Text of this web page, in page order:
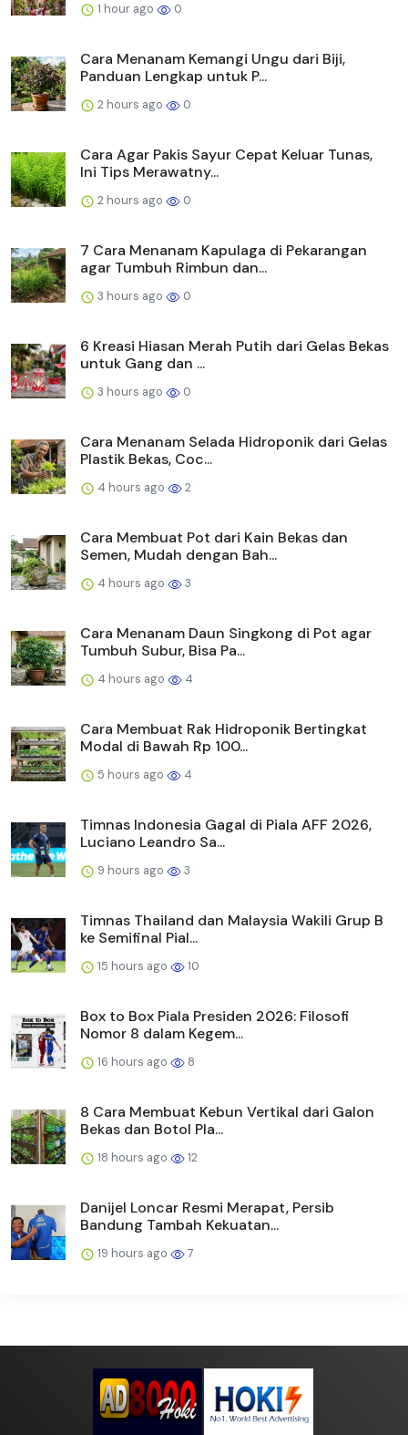
1 hour ago 0
Cara Menanam Kemangi Ungu dari Biji,
Panduan Lengkap untuk P...
2 hours ago 0
Cara Agar Pakis Sayur Cepat Keluar Tunas,
Ini Tips Merawatny...
2 hours ago 0
7 Cara Menanam Kapulaga di Pekarangan
agar Tumbuh Rimbun dan...
3 hours ago 0
6 Kreasi Hiasan Merah Putih dari Gelas Bekas
untuk Gang dan ...
3 hours ago 0
Cara Menanam Selada Hidroponik dari Gelas
Plastik Bekas, Coc...
4 hours ago 2
Cara Membuat Pot dari Kain Bekas dan
Semen, Mudah dengan Bah...
4 hours ago 3
Cara Menanam Daun Singkong di Pot agar
Tumbuh Subur, Bisa Pa...
4 hours ago 4
Cara Membuat Rak Hidroponik Bertingkat
Modal di Bawah Rp 100...
5 hours ago 4
Timnas Indonesia Gagal di Piala AFF 2026,
Luciano Leandro Sa...
9 hours ago 3
Timnas Thailand dan Malaysia Wakili Grup B
ke Semifinal Pial...
15 hours ago 10
Box to Box Piala Presiden 2026: Filosofi
Nomor 8 dalam Kegem...
16 hours ago 8
8 Cara Membuat Kebun Vertikal dari Galon
Bekas dan Botol Pla...
18 hours ago 12
Danijel Loncar Resmi Merapat, Persib
Bandung Tambah Kekuatan...
19 hours ago 7